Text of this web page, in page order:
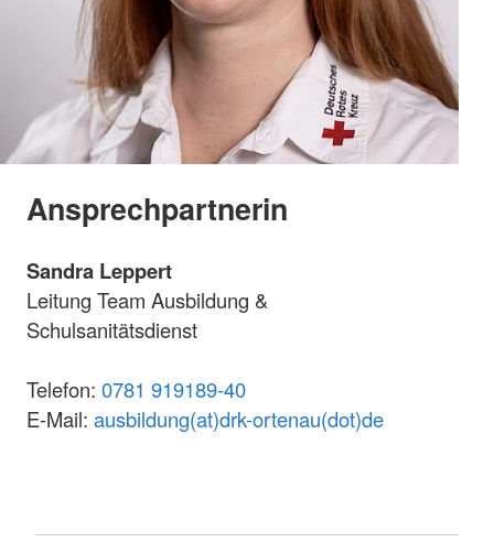
Ansprechpartnerin
Sandra Leppert
Leitung Team Ausbildung &
Schulsanitätsdienst
Telefon: 0781 919189-40
E-Mail: ausbildung(at)drk-ortenau(dot)de